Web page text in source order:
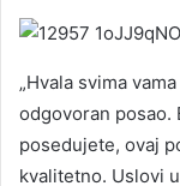
„Hvala svima
odgovoran posao.
posedujete, ovaj
kvalitetno. Uslovi